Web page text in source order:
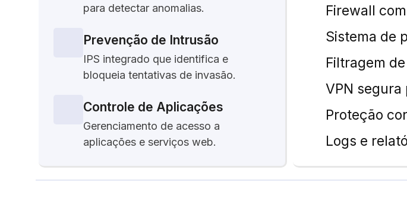
para detectar anomalias.
Prevenção de Intrusão
IPS integrado que identifica e
bloqueia tentativas de invasão.
Controle de Aplicações
Gerenciamento de acesso a
aplicações e serviços web.
Firewall
Sistema de
Filtragem
VPN segura
Proteção
Logs e